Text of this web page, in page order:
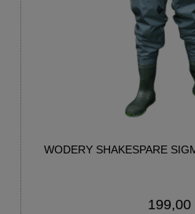
WODERY SHAKESPARE
199,00